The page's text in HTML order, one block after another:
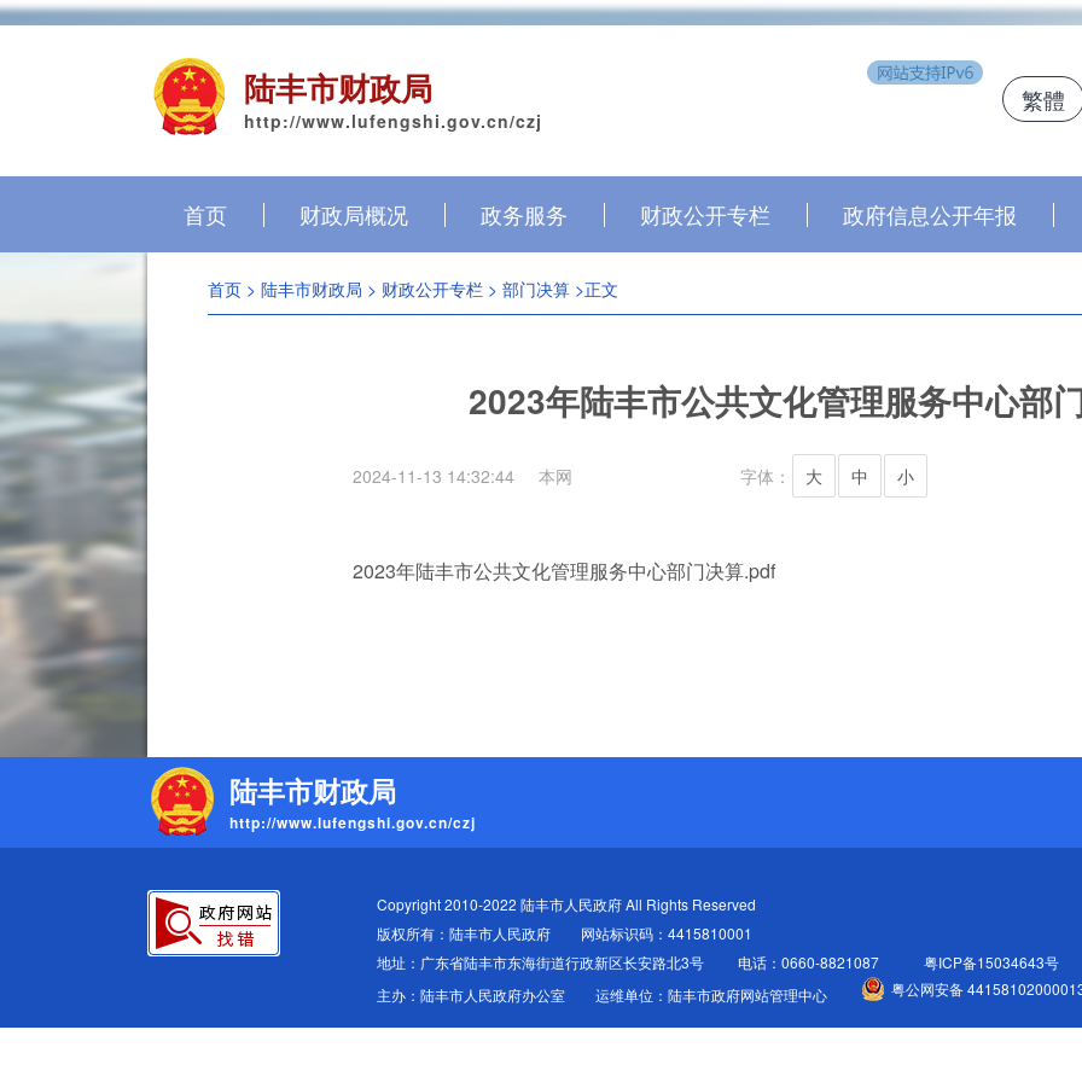
陆丰市财政局
http://www.lufengshi.gov.cn/czj
繁體
首页 财政局概况 政务服务 财政公开专栏 政府信息公开年报
首页 > 陆丰市财政局 > 财政公开专栏 > 部门决算 >正文
2023年陆丰市公共文化管理服务中心部
2024-11-13 14:32:44 本网 字体： 大 中 小
2023年陆丰市公共文化管理服务中心部门决算.pdf
陆丰市财政局
http://www.lufengshi.gov.cn/czj
Copyright 2010-2022 陆丰市人民政府 All Rights Reserved
版权所有：陆丰市人民政府
网站标识码：4415810001
地址：广东省陆丰市东海街道行政新区长安路北3号
电话：0660-8821087
粤ICP备15034643号
主办：陆丰市人民政府办公室
运维单位：陆丰市政府网站管理中心 粤公网安备